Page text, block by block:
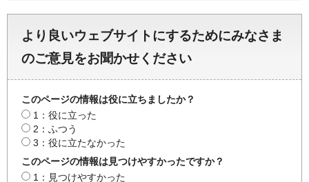
より良いウェブサイトにするためにみなさま
のご意見をお聞かせください
このページの情報は役に立ちましたか？
1：役に立った
2：ふつう
3：役に立たなかった
このページの情報は見つけやすかったですか？
1：見つけやすかった